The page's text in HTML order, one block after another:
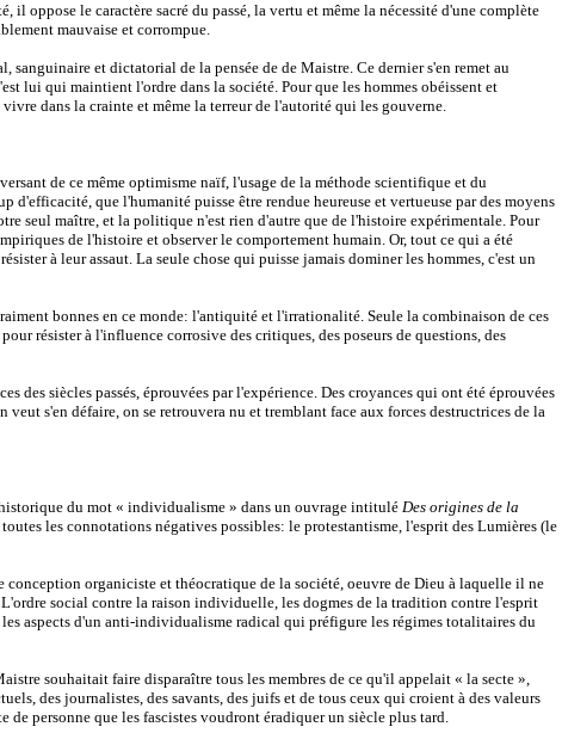
oppose le caractère sacré du passé, la vertu et même la nécessité d'une complète
mauvaise et corrompue.
et dictatorial de la pensée de de Maistre. Ce dernier s'en remet au
lui qui maintient l'ordre dans la société. Pour que les hommes obéissent et
dans la crainte et même la terreur de l'autorité qui les gouverne.
de ce même optimisme naïf, l'usage de la méthode scientifique et du
d'efficacité, que l'humanité puisse être rendue heureuse et vertueuse par des moyens
seul maître, et la politique n'est rien d'autre que de l'histoire expérimentale. Pour
de l'histoire et observer le comportement humain. Or, tout ce qui a été
à leur assaut. La seule chose qui puisse jamais dominer les hommes, c'est un
bonnes en ce monde: l'antiquité et l'irrationalité. Seule la combinaison de ces
résister à l'influence corrosive des critiques, des poseurs de questions, des
des siècles passés, éprouvées par l'expérience. Des croyances qui ont été éprouvées
veut s'en défaire, on se retrouvera nu et tremblant face aux forces destructrices de la
du mot « individualisme » dans un ouvrage intitulé Des origines de la
les connotations négatives possibles: le protestantisme, l'esprit des Lumières (le
organiciste et théocratique de la société, oeuvre de Dieu à laquelle il ne
social contre la raison individuelle, les dogmes de la tradition contre l'esprit
aspects d'un anti-individualisme radical qui préfigure les régimes totalitaires du
souhaitait faire disparaître tous les membres de ce qu'il appelait « la secte »,
des journalistes, des savants, des juifs et de tous ceux qui croient à des valeurs
de personne que les fascistes voudront éradiquer un siècle plus tard.